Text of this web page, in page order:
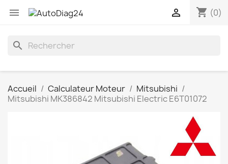
 shopping_cart (0)

search
Accueil Calculateur Moteur
Mitsubishi
Mitsubishi MK386842 Mitsubishi Electric E6T01072